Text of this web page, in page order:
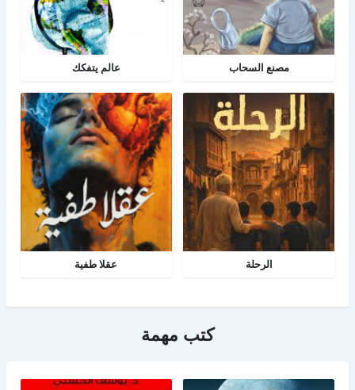
مصنع السحاب عالم يتفكك
الرحلة عقلا طفية
كتب مهمة